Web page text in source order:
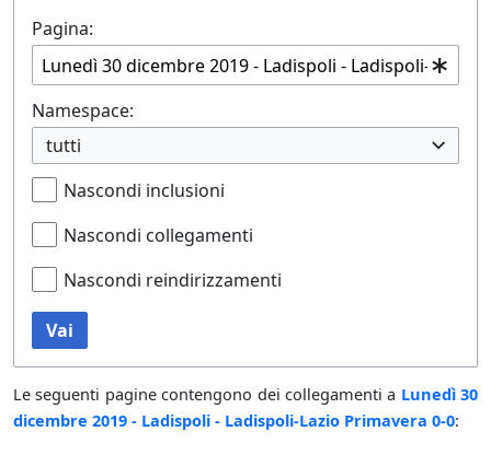
Pagina:
Namespace:
tutti
Nascondi inclusioni
Nascondi collegamenti
Nascondi reindirizzamenti
Vai
Le seguenti pagine contengono dei collegamenti a Lunedì 30
dicembre 2019 - Ladispoli - Ladispoli-Lazio Primavera 0-0: